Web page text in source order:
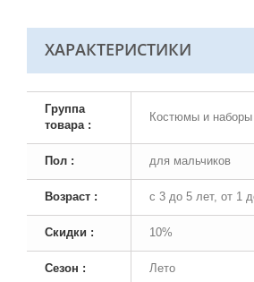
ХАРАКТЕРИСТИКИ
Группа
товара :
Костюмы и наборы
Пол : для мальчиков
Возраст : с 3 до 5 лет, от 1
Скидки : 10%
Сезон : Лето